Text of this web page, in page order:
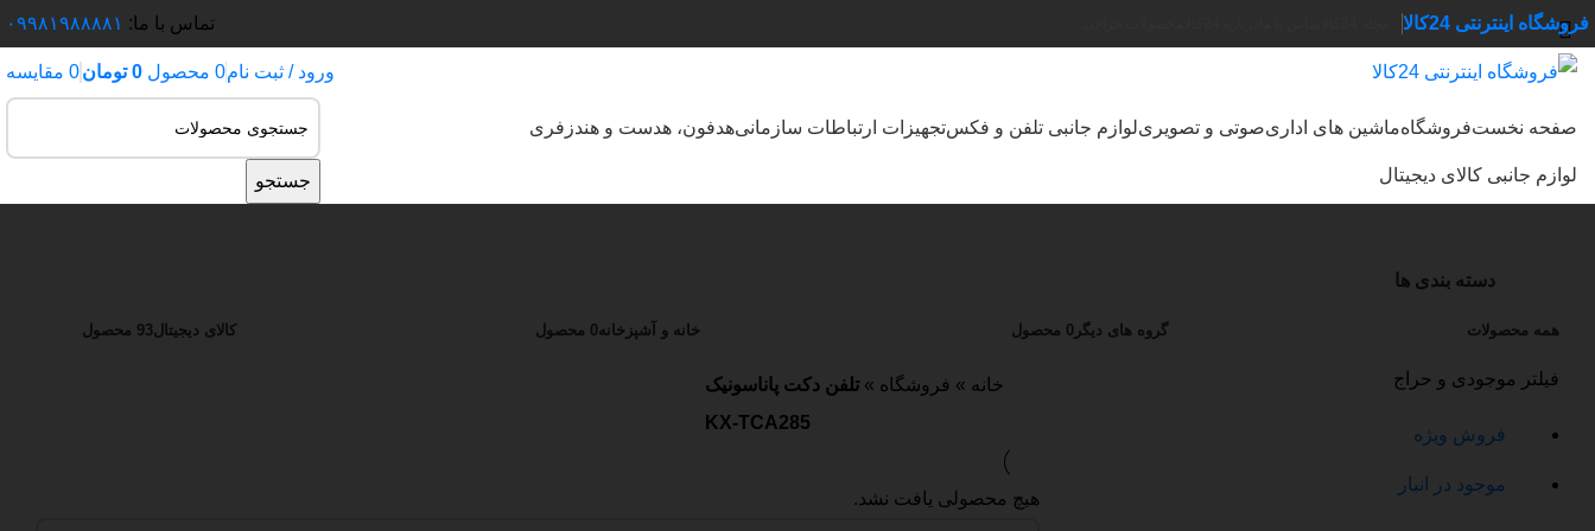
فروشگاه اینترنتی 24کالا تماس با ما: ۰۹۹۸۱۹۸۸۸۸۱
ورود / ثبت نام0 محصول 0 تومان0 مقایسه
صفحه نخستفروشگاهماشین های اداریصوتی و تصویریلوازم جانبی تلفن و فکستجهیزات ارتباطات سازمانیهدفون، هدست و هندزفری
لوازم جانبی کالای دیجیتال جستجو
دسته بندی ها
همه محصولات گروه های دیگر 0 محصول خانه و آشپزخانه0 محصول کالای دیجیتال93 محصول
فیلتر موجودی و حراج
فروش ویژه
موجود در انبار
خانه » فروشگاه »تلفن دکت پاناسونیک
KX-TCA285
هیچ محصولی یافت نشد.